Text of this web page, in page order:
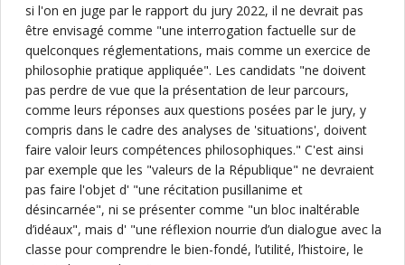
si l'on en juge par le rapport du jury 2022, il ne devrait pas
être envisagé comme "une interrogation factuelle sur de
quelconques réglementations, mais comme un exercice de
philosophie pratique appliquée". Les candidats "ne doivent
pas perdre de vue que la présentation de leur parcours,
comme leurs réponses aux questions posées par le jury, y
compris dans le cadre des analyses de 'situations', doivent
faire valoir leurs compétences philosophiques." C'est ainsi
par exemple que les "valeurs de la République" ne devraient
pas faire l'objet d' "une récitation pusillanime et
désincarnée", ni se présenter comme "un bloc inaltérable
d’idéaux", mais d' "une réflexion nourrie d’un dialogue avec la
classe pour comprendre le bien-fondé, l’utilité, l’histoire, le